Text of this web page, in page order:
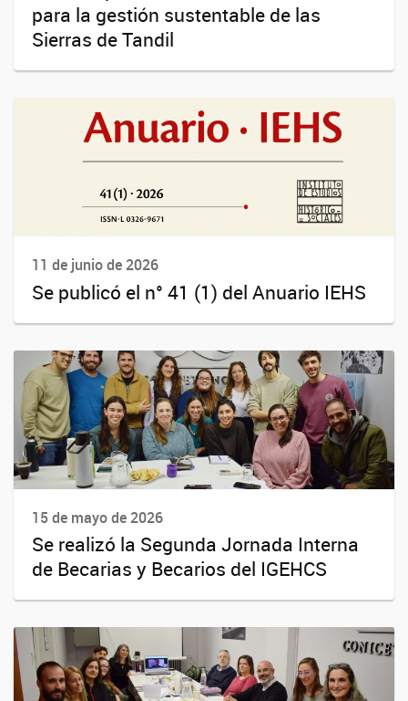
para la gestión sustentable de las
Sierras de Tandil
11 de junio de 2026
Se publicó el n° 41 (1) del Anuario IEHS
15 de mayo de 2026
Se realizó la Segunda Jornada Interna
de Becarias y Becarios del IGEHCS